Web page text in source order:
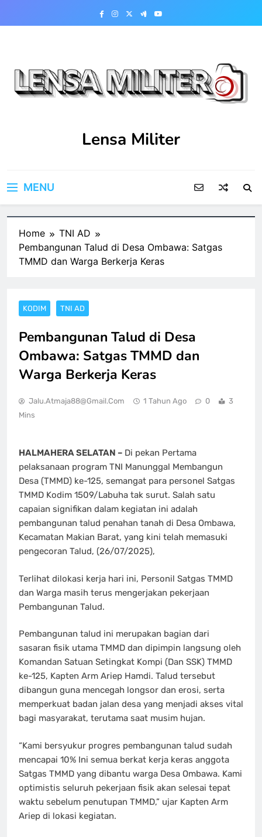
Lensa Militer
MENU
Home
TNI AD
Pembangunan Talud di Desa Ombawa: Satgas
TMMD dan Warga Berkerja Keras
KODIM TNI AD
Pembangunan Talud di Desa
Ombawa: Satgas TMMD dan
Warga Berkerja Keras
Jalu.atmaja88@gmail.com 1 Tahun Ago 0
3
Mins
HALMAHERA SELATAN – Di pekan Pertama
pelaksanaan program TNI Manunggal Membangun
Desa (TMMD) ke-125, semangat para personel Satgas
TMMD Kodim 1509/Labuha tak surut. Salah satu
capaian signifikan dalam kegiatan ini adalah
pembangunan talud penahan tanah di Desa Ombawa,
Kecamatan Makian Barat, yang kini telah memasuki
pengecoran Talud, (26/07/2025),
Terlihat dilokasi kerja hari ini, Personil Satgas TMMD
dan Warga masih terus mengerjakan pekerjaan
Pembangunan Talud.
Pembangunan talud ini merupakan bagian dari
sasaran fisik utama TMMD dan dipimpin langsung oleh
Komandan Satuan Setingkat Kompi (Dan SSK) TMMD
ke-125, Kapten Arm Ariep Hamdi. Talud tersebut
dibangun guna mencegah longsor dan erosi, serta
memperkuat badan jalan desa yang menjadi akses vital
bagi masyarakat, terutama saat musim hujan.
“Kami bersyukur progres pembangunan talud sudah
mencapai 10% Ini semua berkat kerja keras anggota
Satgas TMMD yang dibantu warga Desa Ombawa. Kami
optimistis seluruh pekerjaan fisik akan selesai tepat
waktu sebelum penutupan TMMD,” ujar Kapten Arm
Ariep di lokasi kegiatan.